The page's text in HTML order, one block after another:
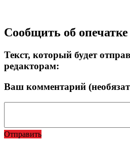
Прокрутка
вверх
Сообщить об опечатке
Текст, который будет
редакторам:
Ваш комментарий
Отправить